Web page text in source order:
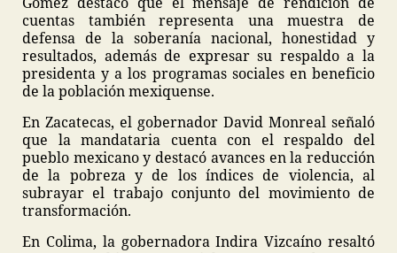
cuentas también representa una muestra de
defensa de la soberanía nacional, honestidad y
resultados, además de expresar su respaldo a la
presidenta y a los programas sociales en beneficio
de la población mexiquense.
En Zacatecas, el gobernador David Monreal señaló
que la mandataria cuenta con el respaldo del
pueblo mexicano y destacó avances en la reducción
de la pobreza y de los índices de violencia, al
subrayar el trabajo conjunto del movimiento de
transformación.
En Colima, la gobernadora Indira Vizcaíno resaltó